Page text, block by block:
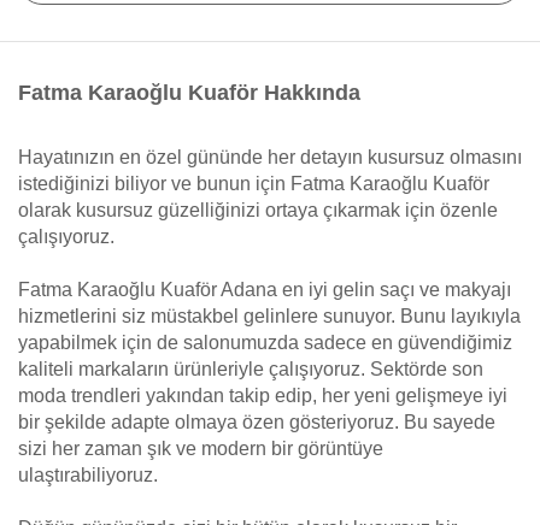
Fatma Karaoğlu Kuaför Hakkında
Hayatınızın en özel gününde her detayın kusursuz olmasını
istediğinizi biliyor ve bunun için Fatma Karaoğlu Kuaför
olarak kusursuz güzelliğinizi ortaya çıkarmak için özenle
çalışıyoruz.
Fatma Karaoğlu Kuaför Adana en iyi gelin saçı ve makyajı
hizmetlerini siz müstakbel gelinlere sunuyor. Bunu layıkıyla
yapabilmek için de salonumuzda sadece en güvendiğimiz
kaliteli markaların ürünleriyle çalışıyoruz. Sektörde son
moda trendleri yakından takip edip, her yeni gelişmeye iyi
bir şekilde adapte olmaya özen gösteriyoruz. Bu sayede
sizi her zaman şık ve modern bir görüntüye
ulaştırabiliyoruz.